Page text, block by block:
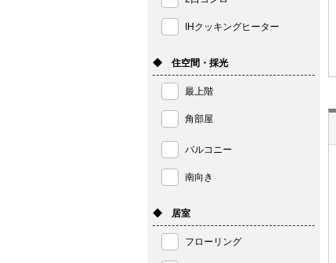
IHクッキングヒーター
◆ 住空間・採光
最上階
角部屋
バルコニー
南向き
◆ 居室
フローリング